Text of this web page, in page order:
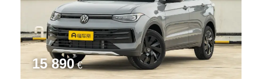
15 890 €